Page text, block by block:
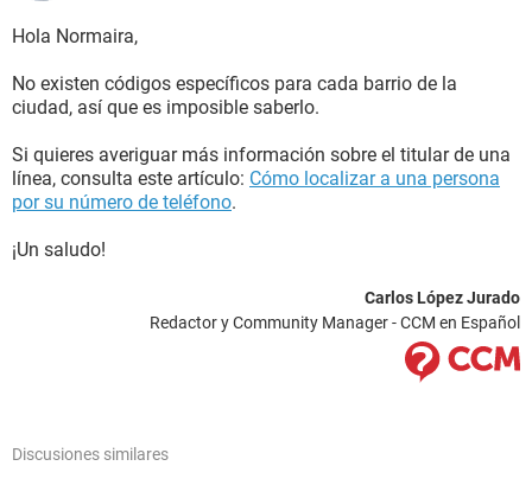
Hola Normaira,
No existen códigos específicos para cada barrio de la
ciudad, así que es imposible saberlo.
Si quieres averiguar más información sobre el titular de una
línea, consulta este artículo: Cómo localizar a una persona
por su número de teléfono.
¡Un saludo!
Carlos López Jurado
Redactor y Community Manager - CCM en Español
Discusiones similares